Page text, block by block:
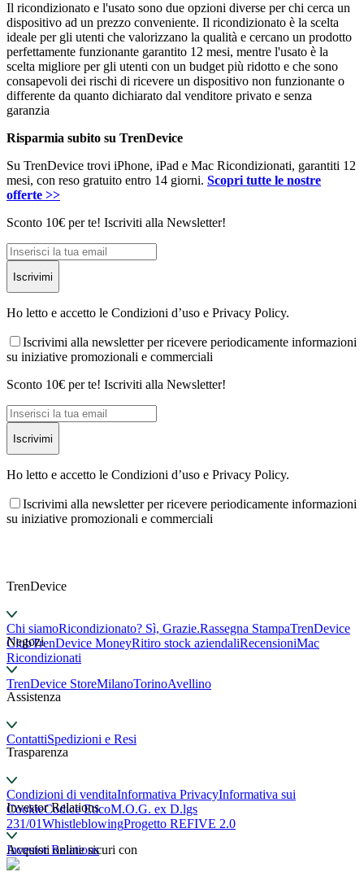
Il ricondizionato e l'usato sono due opzioni diverse per chi cerca un
dispositivo ad un prezzo conveniente. Il ricondizionato è la scelta
ideale per gli utenti che valorizzano la qualità e cercano un prodotto
perfettamente funzionante garantito 12 mesi, mentre l'usato è la
scelta migliore per gli utenti con un budget più ridotto e che sono
consapevoli dei rischi di ricevere un dispositivo non funzionante o
differente da quanto dichiarato dal venditore privato e senza
garanzia
Risparmia subito su TrenDevice
Su TrenDevice trovi iPhone, iPad e Mac Ricondizionati, garantiti 12
mesi, con reso gratuito entro 14 giorni. Scopri tutte le nostre
offerte >>
Sconto 10€ per te! Iscriviti alla Newsletter!
Iscrivimi
Ho letto e accetto le Condizioni d’uso e Privacy Policy.
Iscrivimi alla newsletter per ricevere periodicamente informazioni
su iniziative promozionali e commerciali
Sconto 10€ per te! Iscriviti alla Newsletter!
Iscrivimi
Ho letto e accetto le Condizioni d’uso e Privacy Policy.
Iscrivimi alla newsletter per ricevere periodicamente informazioni
su iniziative promozionali e commerciali
TrenDevice
Chi siamoRicondizionato? Sì, Grazie.Rassegna StampaTrenDevice
ClubTrenDevice MoneyRitiro stock aziendaliRecensioniMac
Ricondizionati
Negozi
TrenDevice StoreMilanoTorinoAvellino
Assistenza
ContattiSpedizioni e Resi
Trasparenza
Condizioni di venditaInformativa PrivacyInformativa sui
CookieCodice EticoM.O.G. ex D.lgs
231/01WhistleblowingProgetto REFIVE 2.0
Investor Relations
Investor Relations
Acquisti online sicuri con